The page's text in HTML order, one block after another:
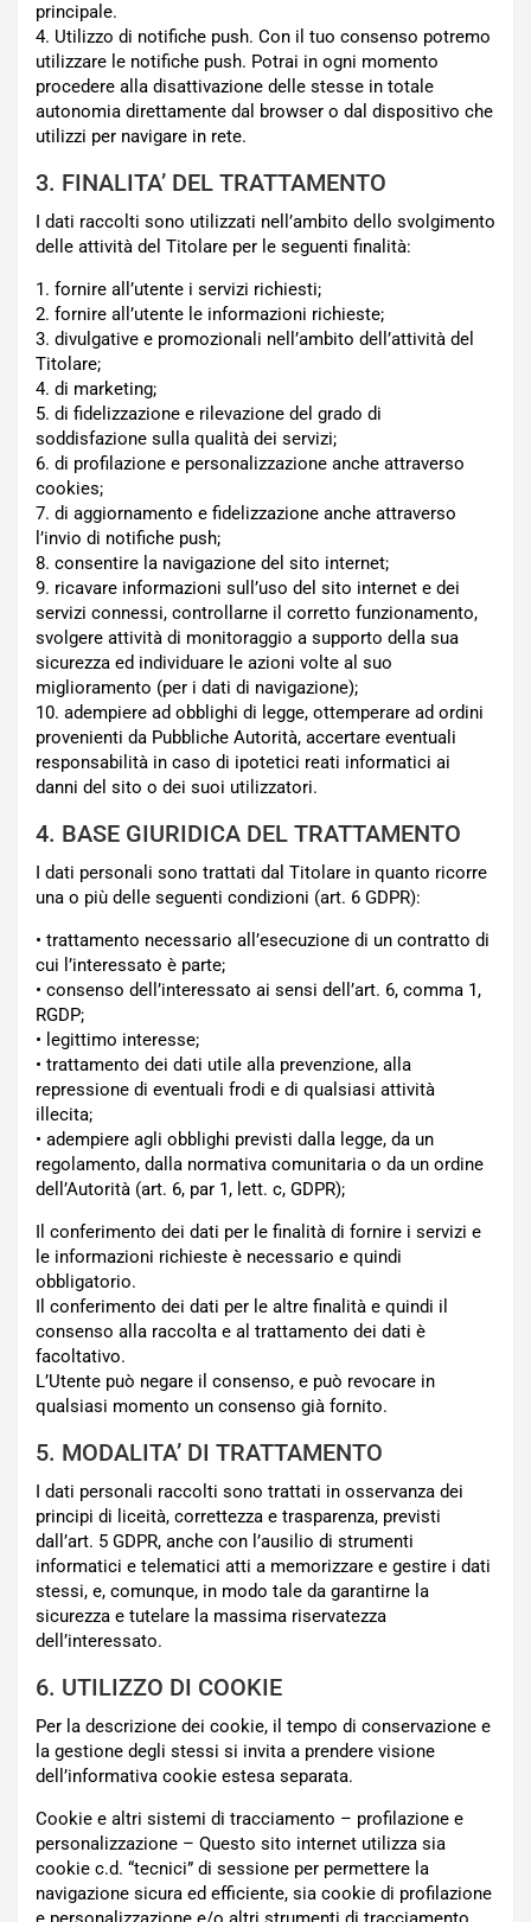
principale.
4. Utilizzo di notifiche push. Con il tuo consenso potremo
utilizzare le notifiche push. Potrai in ogni momento
procedere alla disattivazione delle stesse in totale
autonomia direttamente dal browser o dal dispositivo che
utilizzi per navigare in rete.
3. FINALITA’ DEL TRATTAMENTO
I dati raccolti sono utilizzati nell’ambito dello svolgimento
delle attività del Titolare per le seguenti finalità:
1. fornire all’utente i servizi richiesti;
2. fornire all’utente le informazioni richieste;
3. divulgative e promozionali nell’ambito dell’attività del
Titolare;
4. di marketing;
5. di fidelizzazione e rilevazione del grado di
soddisfazione sulla qualità dei servizi;
6. di profilazione e personalizzazione anche attraverso
cookies;
7. di aggiornamento e fidelizzazione anche attraverso
l’invio di notifiche push;
8. consentire la navigazione del sito internet;
9. ricavare informazioni sull’uso del sito internet e dei
servizi connessi, controllarne il corretto funzionamento,
svolgere attività di monitoraggio a supporto della sua
sicurezza ed individuare le azioni volte al suo
miglioramento (per i dati di navigazione);
10. adempiere ad obblighi di legge, ottemperare ad ordini
provenienti da Pubbliche Autorità, accertare eventuali
responsabilità in caso di ipotetici reati informatici ai
danni del sito o dei suoi utilizzatori.
4. BASE GIURIDICA DEL TRATTAMENTO
I dati personali sono trattati dal Titolare in quanto ricorre
una o più delle seguenti condizioni (art. 6 GDPR):
• trattamento necessario all’esecuzione di un contratto di
cui l’interessato è parte;
• consenso dell’interessato ai sensi dell’art. 6, comma 1,
RGDP;
• legittimo interesse;
• trattamento dei dati utile alla prevenzione, alla
repressione di eventuali frodi e di qualsiasi attività
illecita;
• adempiere agli obblighi previsti dalla legge, da un
regolamento, dalla normativa comunitaria o da un ordine
dell’Autorità (art. 6, par 1, lett. c, GDPR);
Il conferimento dei dati per le finalità di fornire i servizi e
le informazioni richieste è necessario e quindi
obbligatorio.
Il conferimento dei dati per le altre finalità e quindi il
consenso alla raccolta e al trattamento dei dati è
facoltativo.
L’Utente può negare il consenso, e può revocare in
qualsiasi momento un consenso già fornito.
5. MODALITA’ DI TRATTAMENTO
I dati personali raccolti sono trattati in osservanza dei
principi di liceità, correttezza e trasparenza, previsti
dall’art. 5 GDPR, anche con l’ausilio di strumenti
informatici e telematici atti a memorizzare e gestire i dati
stessi, e, comunque, in modo tale da garantirne la
sicurezza e tutelare la massima riservatezza
dell’interessato.
6. UTILIZZO DI COOKIE
Per la descrizione dei cookie, il tempo di conservazione e
la gestione degli stessi si invita a prendere visione
dell’informativa cookie estesa separata.
Cookie e altri sistemi di tracciamento – profilazione e
personalizzazione – Questo sito internet utilizza sia
cookie c.d. “tecnici” di sessione per permettere la
navigazione sicura ed efficiente, sia cookie di profilazione